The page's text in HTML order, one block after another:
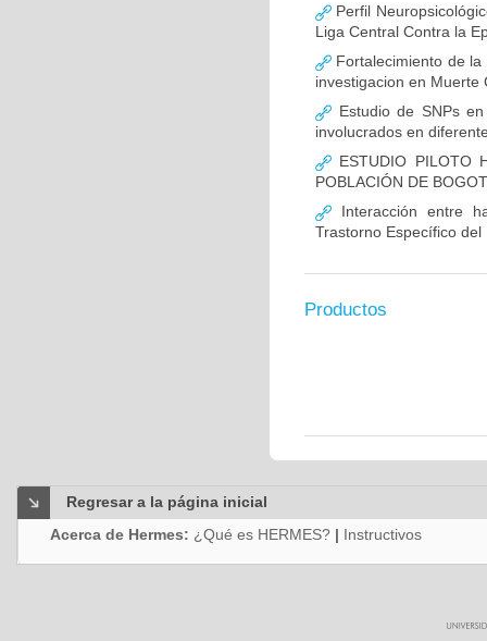
Perfil
Liga Central Contra la
Fortalecimiento de la
investigacion en Muerte
Estudio de SNPs
involucrados en
ESTUDIO PILOTO
POBLACIÓN DE
Interacción entre
Trastorno Específico del
Productos
Regresar a la página inicial
Acerca de Hermes: ¿Qué es HERMES? | Instructivos